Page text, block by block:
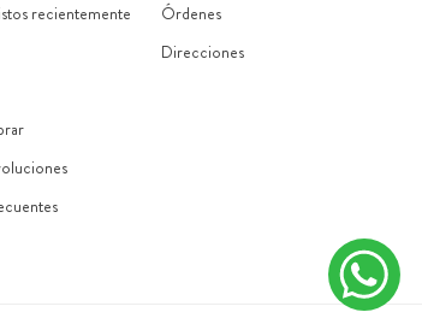
recientemente
Órdenes
Direcciones